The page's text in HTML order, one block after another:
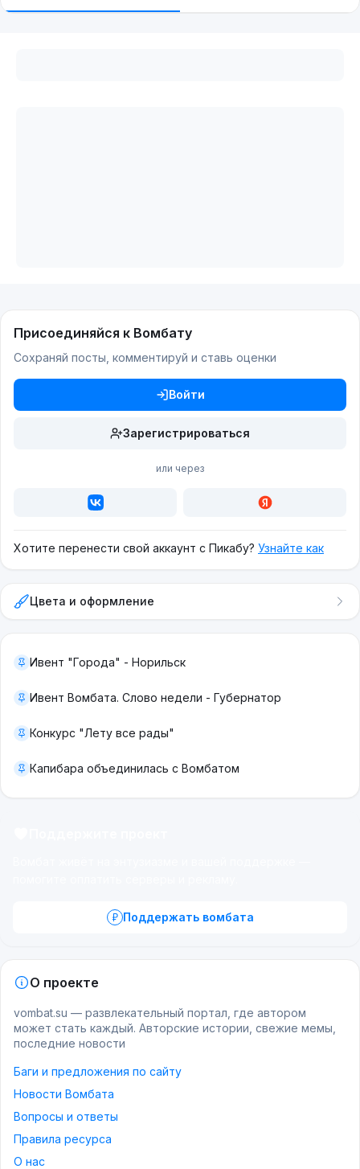
Присоединяйся к Вомбату
Сохраняй посты, комментируй и ставь оценки
Войти
Зарегистрироваться
или через
Хотите перенести свой аккаунт с Пикабу? Узнайте как
Цвета и оформление
Ивент "Города" - Норильск
Ивент Вомбата. Слово недели - Губернатор
Конкурс "Лету все рады"
Капибара объединилась с Вомбатом
Поддержать вомбата
О проекте
vombat.su — развлекательный портал, где автором
может стать каждый. Авторские истории, свежие мемы,
последние новости
Баги и предложения по сайту
Новости Вомбата
Вопросы и ответы
Правила ресурса
О нас